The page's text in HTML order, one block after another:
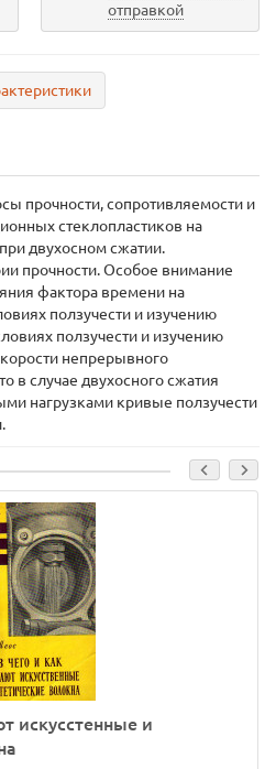
отправкой
прочности, сопротивляемости и
стеклопластиков на
двухосном сжатии.
прочности. Особое внимание
фактора времени на
ползучести и изучению
ползучести и изучению
непрерывного
в случае двухосного сжатия
нагрузками кривые ползучести
искусстенные и